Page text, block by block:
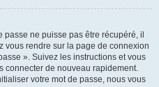
ne puisse pas être récupéré, il
vous rendre sur la page de connexion
». Suivez les instructions et vous
connecter de nouveau rapidement.
votre mot de passe, nous vous